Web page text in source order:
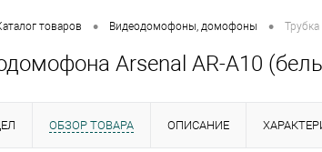
товаров • Видеодомофоны, домофоны •
Arsenal AR-A10
ОБЗОР ТОВАРА ОПИСАНИЕ